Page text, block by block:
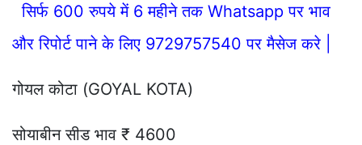
सिर्फ 600 रुपये में 6 महीने तक Whatsapp पर भाव
और रिपोर्ट पाने के लिए 9729757540 पर मैसेज करे |
गोयल कोटा (GOYAL KOTA)
सोयाबीन सीड भाव ₹ 4600